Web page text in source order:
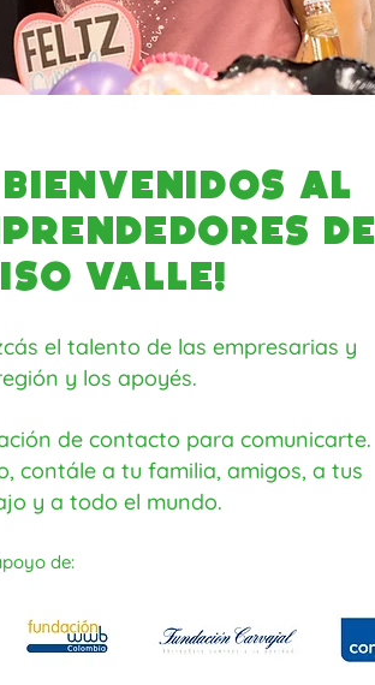
Bienvenidos al
de
Valle!
el talento de las empresarias y
y los apoyés.
de contacto para comunicarte.
contále a tu familia, amigos, a tus
y a todo el mundo.
de: